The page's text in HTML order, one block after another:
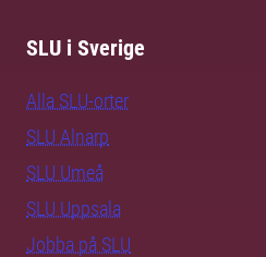
SLU i Sverige
Alla SLU-orter
SLU Alnarp
SLU Umeå
SLU Uppsala
Jobba på SLU